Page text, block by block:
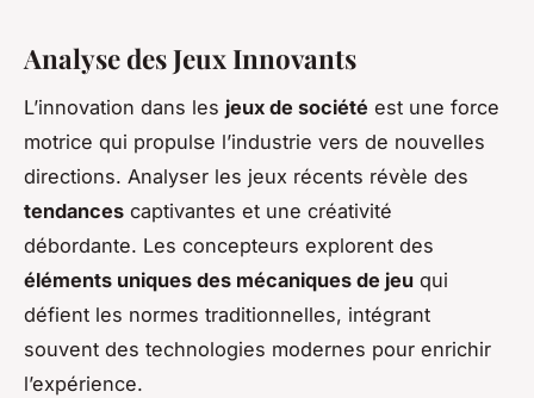
Analyse des Jeux Innovants
L’innovation dans les jeux de société est une force
motrice qui propulse l’industrie vers de nouvelles
directions. Analyser les jeux récents révèle des
tendances captivantes et une créativité
débordante. Les concepteurs explorent des
éléments uniques des mécaniques de jeu qui
défient les normes traditionnelles, intégrant
souvent des technologies modernes pour enrichir
l’expérience.